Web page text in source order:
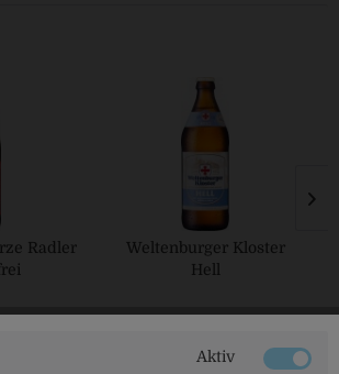
Radler
Weltenburger Kloster
Hell
Aktiv